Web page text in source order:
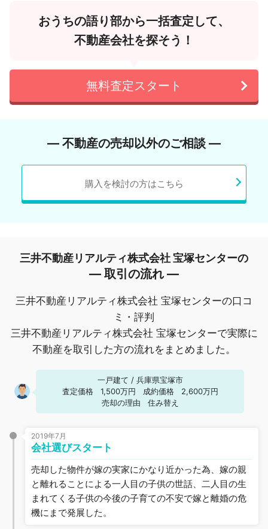
おうちの語り部から一括査定して、
不動産会社を探そう！
無料査定スタート
― 不動産の売却以外のご相談 ―
購入を検討の方はこちら
三井不動産リアルティ株式会社 宝塚センターの
― 取引の流れ ―
三井不動産リアルティ株式会社 宝塚センターの口コ
ミ・評判
三井不動産リアルティ株式会社 宝塚センターで実際に
不動産を取引した方の流れをまとめました。
一戸建て / 兵庫県宝塚市
査定価格
1,500万円 成約価格
2,600万円
売却の理由
住み替え
2019年7月
会社選びスタート
売却した物件が嫁の実家にかなり近かった為、嫁の親
と離れることによる一人目の子供の世話、二人目の生
まれてくる子供の今後の子育ての不安で嫁と離婚の危
機にまで発展した。